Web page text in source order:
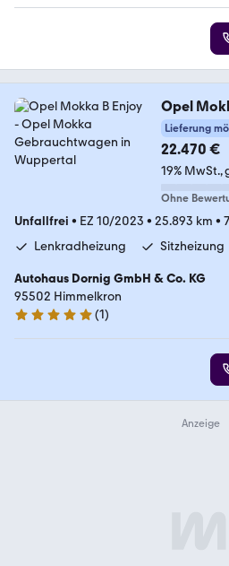
Opel
Lieferung
22.470 €
19% MwSt.
Ohne
Unfallfrei • EZ 10/2023 • 25.893 km •
Lenkradheizung
Sitzheizung
Autohaus Dornig GmbH & Co. KG
95502 Himmelkron
5 Sterne
(1)